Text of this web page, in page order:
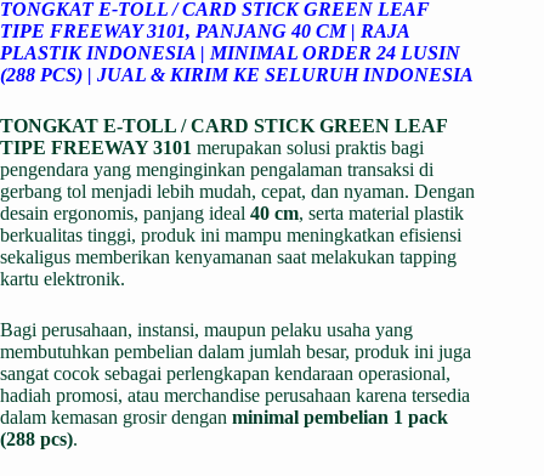
TONGKAT E-TOLL / CARD STICK GREEN LEAF
TIPE FREEWAY 3101, PANJANG 40 CM | RAJA
PLASTIK INDONESIA | MINIMAL ORDER 24 LUSIN
(288 PCS) | JUAL & KIRIM KE SELURUH INDONESIA
TONGKAT E-TOLL / CARD STICK GREEN LEAF
TIPE FREEWAY 3101 merupakan solusi praktis bagi
pengendara yang menginginkan pengalaman transaksi di
gerbang tol menjadi lebih mudah, cepat, dan nyaman. Dengan
desain ergonomis, panjang ideal 40 cm, serta material plastik
berkualitas tinggi, produk ini mampu meningkatkan efisiensi
sekaligus memberikan kenyamanan saat melakukan tapping
kartu elektronik.
Bagi perusahaan, instansi, maupun pelaku usaha yang
membutuhkan pembelian dalam jumlah besar, produk ini juga
sangat cocok sebagai perlengkapan kendaraan operasional,
hadiah promosi, atau merchandise perusahaan karena tersedia
dalam kemasan grosir dengan minimal pembelian 1 pack
(288 pcs).